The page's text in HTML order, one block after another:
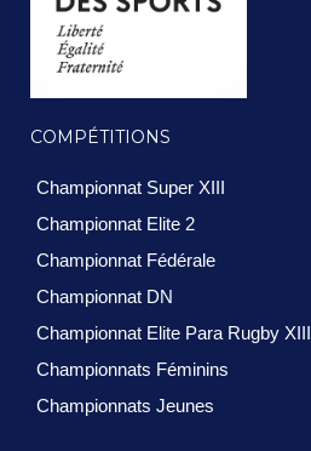
COMPÉTITIONS
Championnat Super XIII
Championnat Elite 2
Championnat Fédérale
Championnat DN
Championnat Elite Para Rugby XIII
Championnats Féminins
Championnats Jeunes